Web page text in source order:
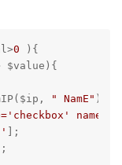
0 ){
$value){
" NamE" ));
name='"
];
];